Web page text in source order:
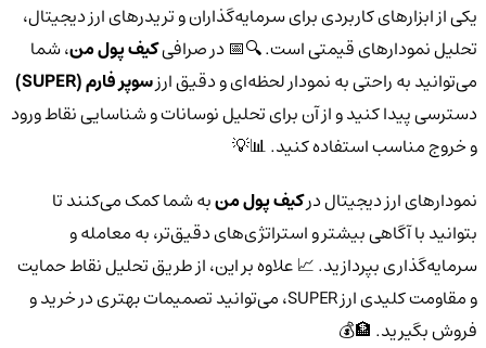
یکی از ابزارهای کاربردی برای سرمایه‌گذاران و تریدرهای ارز دیجیتال،
تحلیل نمودارهای قیمتی است. 🔍📅 در صرافیکیف پول من، شما
می‌توانید به راحتی به نمودار لحظه‌ای و دقیق ارزسوپر فارم (SUPER)
دسترسی پیدا کنید و از آن برای تحلیل نوسانات و شناسایی نقاط ورود
و خروج مناسب استفاده کنید. 📊💡
نمودارهای ارز دیجیتال درکیف پول منبه شما کمک می‌کنند تا
بتوانید با آگاهی بیشتر و استراتژی‌های دقیق‌تر، به معامله و
سرمایه‌گذاری بپردازید. 📈 علاوه بر این، از طریق تحلیل نقاط حمایت
و مقاومت کلیدی ارز SUPER، می‌توانید تصمیمات بهتری در خرید و
فروش بگیرید. 🏦💰